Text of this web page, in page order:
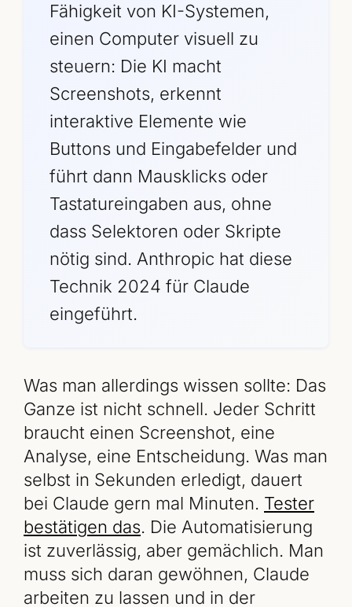
Fähigkeit von KI-Systemen,
einen Computer visuell zu
steuern: Die KI macht
Screenshots, erkennt
interaktive Elemente wie
Buttons und Eingabefelder und
führt dann Mausklicks oder
Tastatureingaben aus, ohne
dass Selektoren oder Skripte
nötig sind. Anthropic hat diese
Technik 2024 für Claude
eingeführt.
Was man allerdings wissen sollte: Das
Ganze ist nicht schnell. Jeder Schritt
braucht einen Screenshot, eine
Analyse, eine Entscheidung. Was man
selbst in Sekunden erledigt, dauert
bei Claude gern mal Minuten. Tester
bestätigen das. Die Automatisierung
ist zuverlässig, aber gemächlich. Man
muss sich daran gewöhnen, Claude
arbeiten zu lassen und in der